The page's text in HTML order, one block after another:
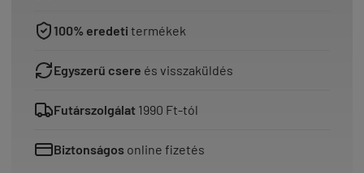
100% eredeti termékek
Egyszerű csere és visszaküldés
Futárszolgálat 1990 Ft-tól
Biztonságos online fizetés